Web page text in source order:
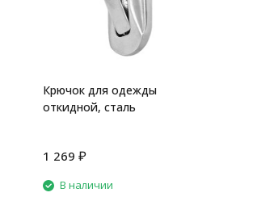
Крючок для одежды
откидной, сталь
1 269 ₽
В наличии